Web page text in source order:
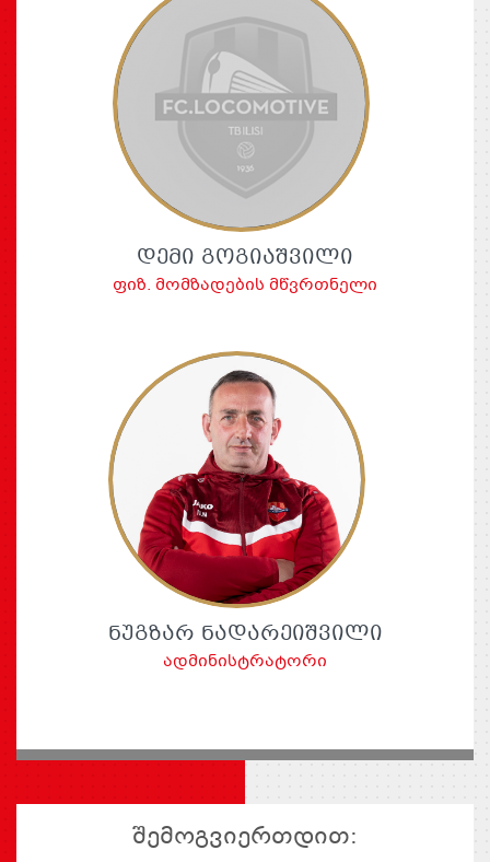
ᲓᲔᲛᲘ ᲒᲝᲒᲘᲐᲨᲕᲘᲚᲘ
ფიზ. მომზადების მწვრთნელი
ᲜᲣᲒᲖᲐᲠ ᲜᲐᲓᲐᲠᲔᲘᲨᲕᲘᲚᲘ
ადმინისტრატორი
შემოგვიერთდით: